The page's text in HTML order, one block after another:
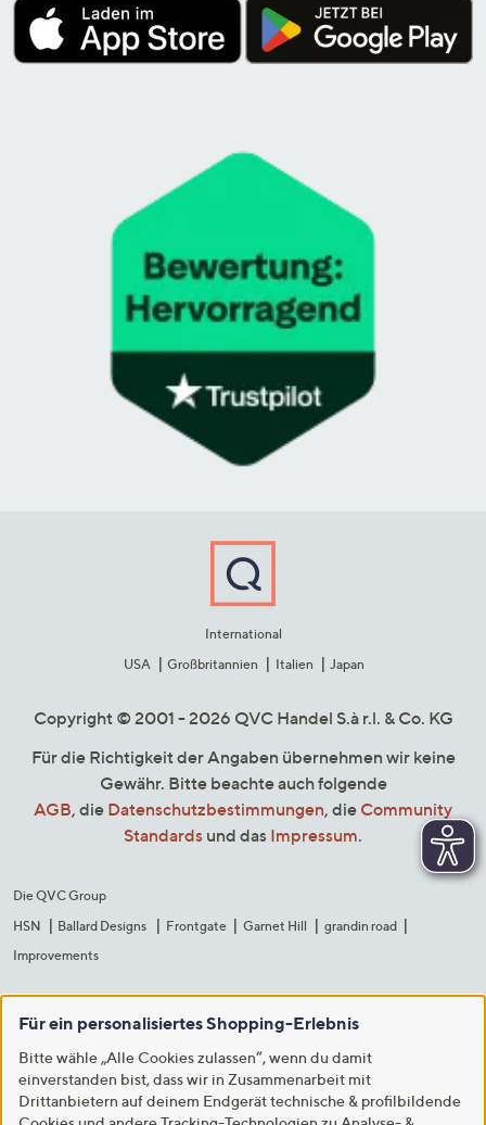
International
USA
Großbritannien Italien Japan
Copyright © 2001 - 2026 QVC Handel S.à r.l. & Co. KG
Für die Richtigkeit der Angaben übernehmen wir keine
Gewähr. Bitte beachte auch folgende
AGB, die Datenschutzbestimmungen, die Community
Standards und das Impressum.
Die QVC Group
HSN
Ballard Designs Frontgate Garnet Hill
grandin road
Improvements
Für ein personalisiertes Shopping-Erlebnis
Bitte wähle „Alle Cookies zulassen“, wenn du damit
einverstanden bist, dass wir in Zusammenarbeit mit
Drittanbietern auf deinem Endgerät technische & profilbildende